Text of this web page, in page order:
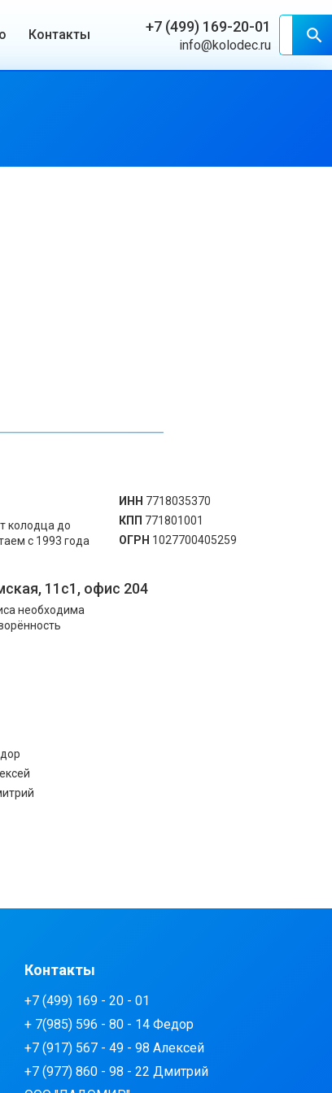
Контакты +7 (499) 169-20-01
info@kolodec.ru search
колодца до
с 1993 года
ИНН 7718035370
КПП 771801001
ОГРН 1027700405259
11с1, офис 204
необходима
Контакты
+7 (499) 169 - 20 - 01
+ 7(985) 596 - 80 - 14 Федор
+7 (917) 567 - 49 - 98 Алексей
+7 (977) 860 - 98 - 22 Дмитрий